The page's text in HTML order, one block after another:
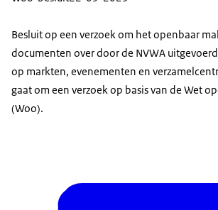
Besluit op een verzoek om het openbaar
documenten over door de NVWA
op markten, evenementen en
gaat om een verzoek op basis van de Wet
(Woo).